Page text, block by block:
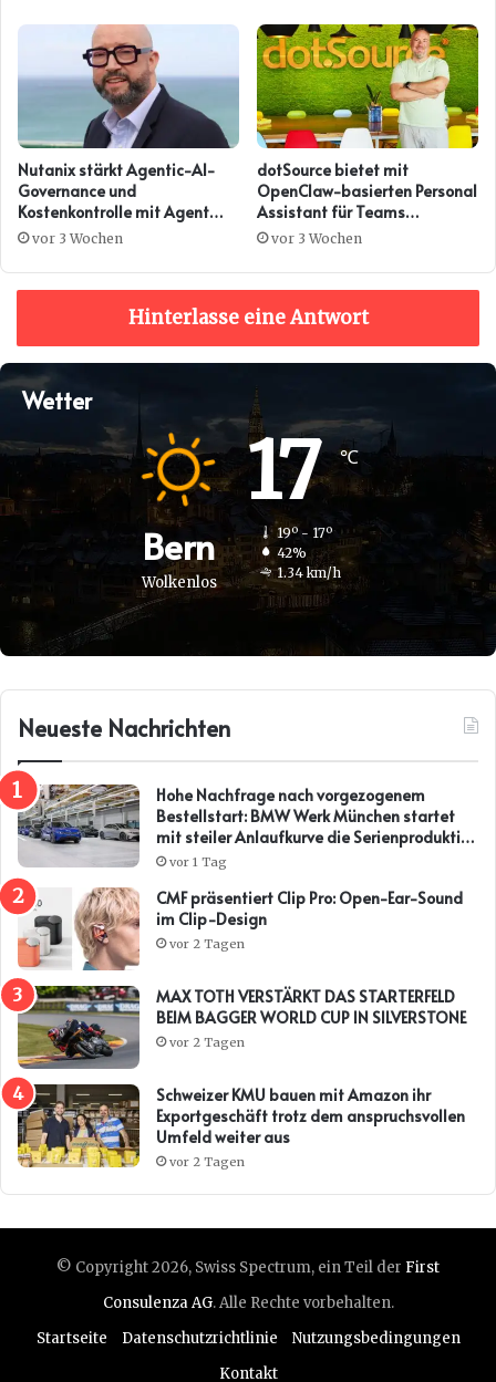
Nutanix stärkt Agentic-AI-
Governance und
Kostenkontrolle mit Agent
Gateway
vor 3 Wochen
dotSource bietet mit
OpenClaw-basierten Personal
Assistant für Teams
Alternative zu MS Scout
vor 3 Wochen
Hinterlasse eine Antwort
Wetter
Bern
Wolkenlos
17℃
19º - 17º
42%
1.34 km/h
Neueste Nachrichten
Hohe Nachfrage nach vorgezogenem
Bestellstart: BMW Werk München startet
mit steiler Anlaufkurve die Serienproduktion
des BMW i3*
vor 1 Tag
CMF präsentiert Clip Pro: Open-Ear-Sound
im Clip-Design
vor 2 Tagen
MAX TOTH VERSTÄRKT DAS STARTERFELD
BEIM BAGGER WORLD CUP IN SILVERSTONE
vor 2 Tagen
Schweizer KMU bauen mit Amazon ihr
Exportgeschäft trotz dem anspruchsvollen
Umfeld weiter aus
vor 2 Tagen
© Copyright 2026, Swiss Spectrum, ein Teil der First
Consulenza AG. Alle Rechte vorbehalten.
Startseite
Datenschutzrichtlinie
Nutzungsbedingungen
Kontakt